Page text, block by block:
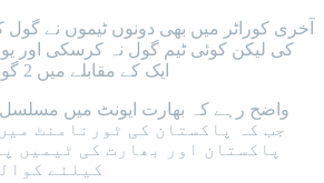
آخری کوراٹر میں بھی دونوں ٹیموں نے
کی لیکن کوئی ٹیم گول نہ کرسکی اور
ایک کے مقابلے میں 2 گول سے شکست دے دی۔
جب کہ پاکستان کی ٹورنامنٹ
پاکستان اور بھارت کی ٹیمیں
کیلئے